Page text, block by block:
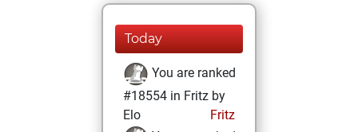
Today
You are ranked
#18554 in Fritz by
Elo
Fritz